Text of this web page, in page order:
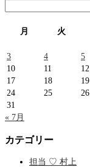
索:
月
火
3
4 5
10
11 12
17
18 19
24
25 26
31
« 7月
カテゴリー
担当 ♡ 村上